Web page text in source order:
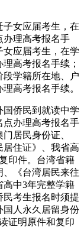
子女应届考生，在
办理高考报名手
应届考生，在学
高考报名手续；
学籍所在地、户
高考报名手续。
国侨民到就读中学
点办理高考报名手
居民身份证、
居住证》、我省高
印件。台湾省籍
《台湾居民来往
高中3年完整学籍
考生报名时须提
国人永久居留身份
证明原件和复印